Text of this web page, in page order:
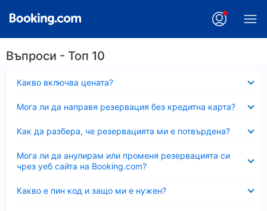
Въпроси - Топ 10
Какво включва цената?
Мога ли да направя резервация без кредитна карта?
Как да разбера, че резервацията ми е потвърдена?
Мога ли да анулирам или променя резервацията си
чрез уеб сайта на Booking.com?
Какво е пин код и защо ми е нужен?